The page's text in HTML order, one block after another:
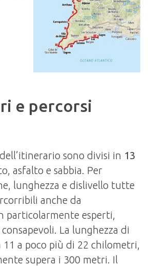
e percorsi
sono divisi in 13
asfalto e sabbia. Per
lunghezza e dislivello tutte
anche da
particolarmente esperti,
La lunghezza di
11 a poco più di 22 chilometri,
supera i 300 metri. Il